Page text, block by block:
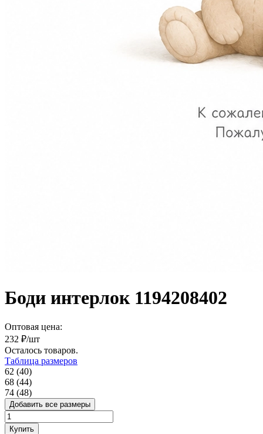
Боди интерлок 1194208402
Оптовая цена:
232 ₽/шт
Осталось товаров.
Таблица размеров
62 (40)
68 (44)
74 (48)
Добавить все размеры
Купить